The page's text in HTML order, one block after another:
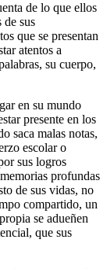
de lo que ellos
de sus
que se presentan
atentos a
su cuerpo,
en su mundo
presente en los
saca malas notas,
escolar o
sus logros
profundas
de sus vidas, no
compartido, un
se adueñen
que sus